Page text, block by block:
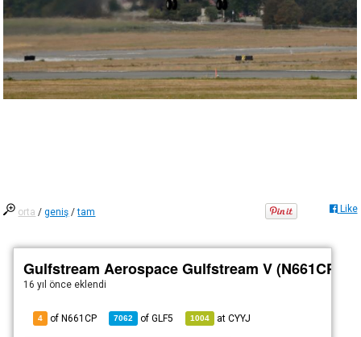
orta /geniş /tam Like
Gulfstream Aerospace Gulfstream V (N661CP)
16 yıl önce eklendi
4 of N661CP 7062 ofGLF5 1004 atCYYJ